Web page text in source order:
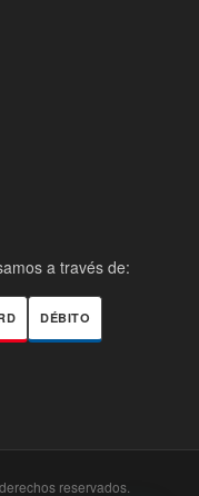
a través de:
DÉBITO
reservados.